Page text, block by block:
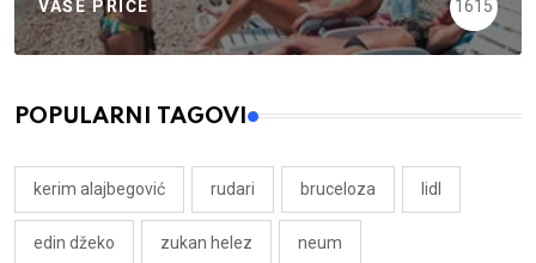
VAŠE PRIČE 1615
POPULARNI TAGOVI
kerim alajbegović rudari bruceloza lidl
edin džeko zukan helez neum